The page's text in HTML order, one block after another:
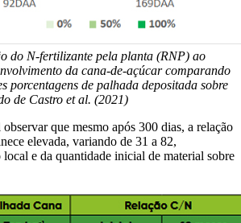
do N-fertilizante pela planta (RNP) ao
da cana-de-açúcar comparando
porcentagens de palhada depositada sobre
de Castro et al. (2021)
que mesmo após 300 dias, a relação
elevada, variando de 31 a 82,
local e da quantidade inicial de material sobre